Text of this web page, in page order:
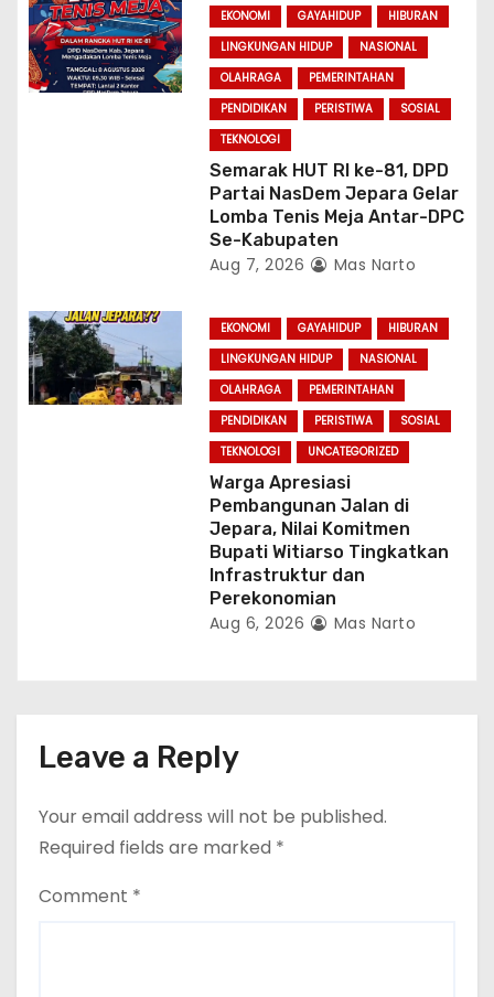
EKONOMI GAYAHIDUP
HIBURAN
LINGKUNGAN HIDUP
NASIONAL
OLAHRAGA
PEMERINTAHAN
PENDIDIKAN
PERISTIWA
SOSIAL
TEKNOLOGI
Semarak HUT RI ke-81, DPD
Partai NasDem Jepara Gelar
Lomba Tenis Meja Antar-DPC
Se-Kabupaten
Aug 7, 2026 Mas Narto
EKONOMI GAYAHIDUP
HIBURAN
LINGKUNGAN HIDUP
NASIONAL
OLAHRAGA
PEMERINTAHAN
PENDIDIKAN
PERISTIWA
SOSIAL
TEKNOLOGI
UNCATEGORIZED
Warga Apresiasi
Pembangunan Jalan di
Jepara, Nilai Komitmen
Bupati Witiarso Tingkatkan
Infrastruktur dan
Perekonomian
Aug 6, 2026 Mas Narto
Leave a Reply
Your email address will not be published.
Required fields are marked *
Comment *